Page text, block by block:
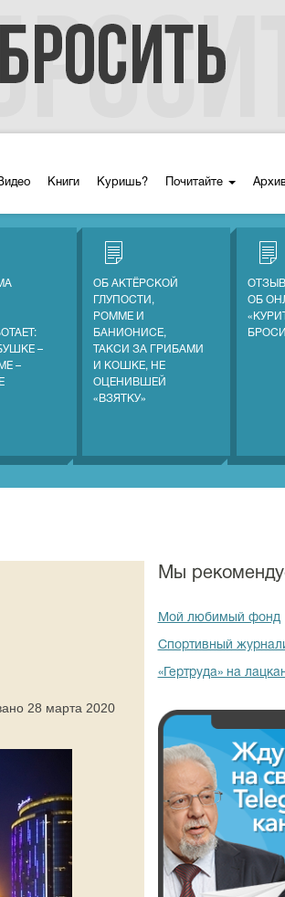
Книги Куришь? Почитайте
–
–
ОБ АКТЁРСКОЙ
ГЛУПОСТИ,
РОММЕ И
БАНИОНИСЕ,
ТАКСИ ЗА ГРИБАМИ
И КОШКЕ, НЕ
ОЦЕНИВШЕЙ
«ВЗЯТКУ»
ОБ
28 марта 2020
Мы
Мой любимый фонд
Спортивный
«Гертруда» на